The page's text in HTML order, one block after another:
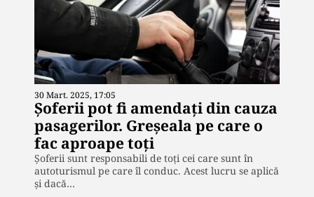
30 Mart. 2025, 17:05
Şoferii pot fi amendaţi din cauza
pasagerilor. Greşeala pe care o
fac aproape toţi
Şoferii sunt responsabili de toţi cei care sunt în
autoturismul pe care îl conduc. Acest lucru se aplică
şi dacă…